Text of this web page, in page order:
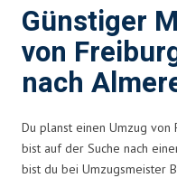
Günstiger
von
nach
Du planst einen Umzug von
bist auf der Suche nach
bist du bei Umzugsmeister